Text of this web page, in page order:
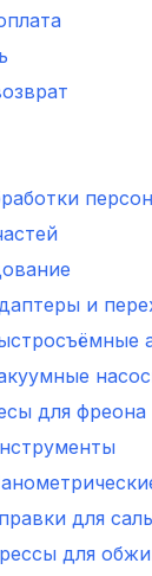
и
для фреона
для
для